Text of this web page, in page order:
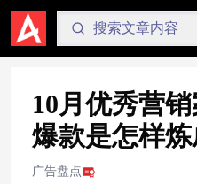
10月优秀营
爆款是怎样炼
广告盘点